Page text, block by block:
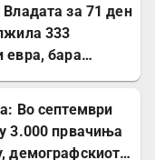
за 71 ден
333
евра, бара
Во септември
3.000 првачиња
демографскиот